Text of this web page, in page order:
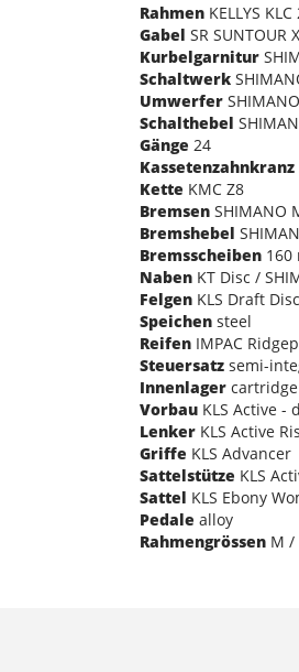
Rahmen KELLYS
Gabel SR SUNTOUR
Kurbelgarnitur
Schaltwerk
Umwerfer
Schalthebel
Gänge 24
Kassetenzahnkranz
Kette KMC Z8
Bremsen SHIMANO
Bremshebel
Bremsscheiben 160
Naben KT Disc /
Felgen KLS Draft
Speichen steel
Reifen IMPAC
Steuersatz semi-
Innenlager
Vorbau KLS Active -
Lenker KLS Active
Griffe KLS Advancer
Sattelstütze KLS
Sattel KLS Ebony
Pedale alloy
Rahmengrössen M /